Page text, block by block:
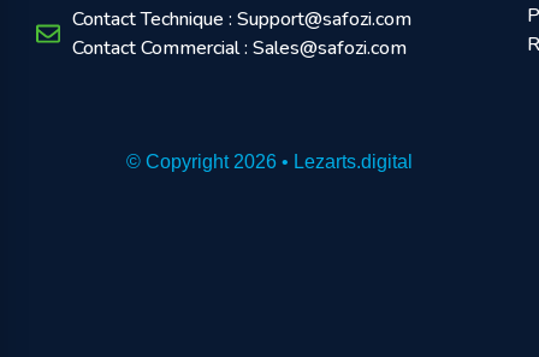
Contact Technique : Support@safozi.com
Contact Commercial : Sales@safozi.com
© Copyright 2026 • Lezarts.digital